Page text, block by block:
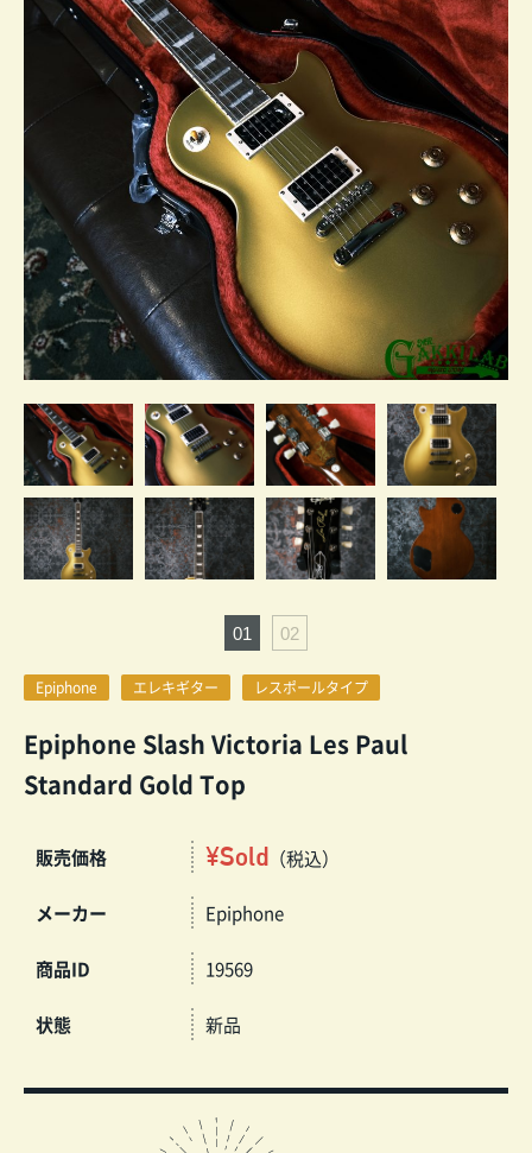
Epiphone エレキギター レスポールタイプ
Epiphone Slash Victoria Les Paul
Standard Gold Top
販売価格 ¥Sold （税込）
メーカー Epiphone
商品ID 19569
状態 新品